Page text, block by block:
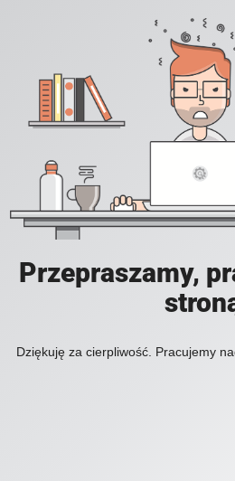
Przepraszamy,
Dziękuję za cierpliwość. Pracujemy